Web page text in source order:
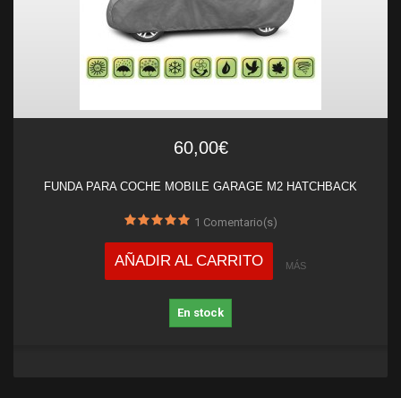
60,00€
FUNDA PARA COCHE MOBILE GARAGE M2 HATCHBACK
1 Comentario(s)
AÑADIR AL CARRITO MÁS
En stock